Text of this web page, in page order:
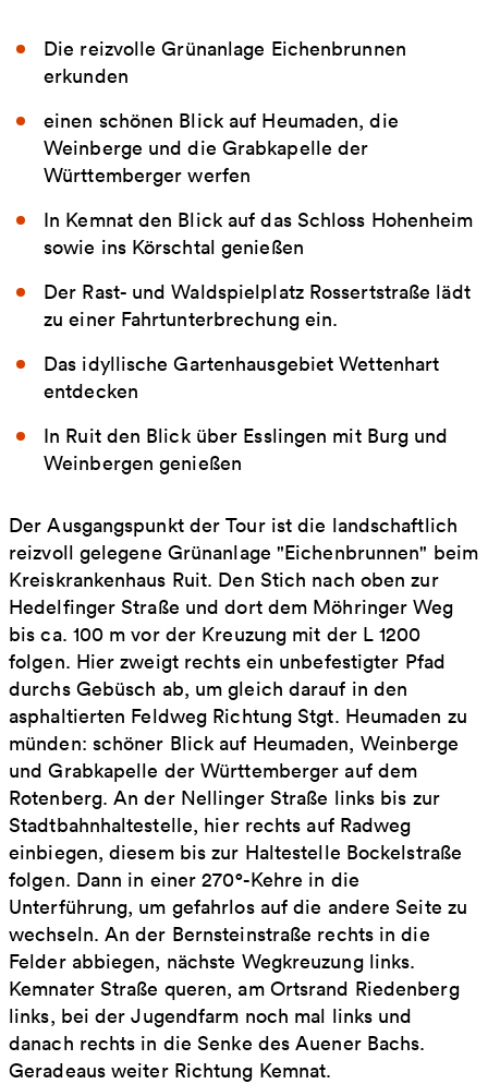
Die reizvolle Grünanlage Eichenbrunnen
erkunden
einen schönen Blick auf Heumaden, die
Weinberge und die Grabkapelle der
Württemberger werfen
In Kemnat den Blick auf das Schloss Hohenheim
sowie ins Körschtal genießen
Der Rast- und Waldspielplatz Rossertstraße lädt
zu einer Fahrtunterbrechung ein.
Das idyllische Gartenhausgebiet Wettenhart
entdecken
In Ruit den Blick über Esslingen mit Burg und
Weinbergen genießen
Der Ausgangspunkt der Tour ist die landschaftlich
reizvoll gelegene Grünanlage "Eichenbrunnen" beim
Kreiskrankenhaus Ruit. Den Stich nach oben zur
Hedelfinger Straße und dort dem Möhringer Weg
bis ca. 100 m vor der Kreuzung mit der L 1200
folgen. Hier zweigt rechts ein unbefestigter Pfad
durchs Gebüsch ab, um gleich darauf in den
asphaltierten Feldweg Richtung Stgt. Heumaden zu
münden: schöner Blick auf Heumaden, Weinberge
und Grabkapelle der Württemberger auf dem
Rotenberg. An der Nellinger Straße links bis zur
Stadtbahnhaltestelle, hier rechts auf Radweg
einbiegen, diesem bis zur Haltestelle Bockelstraße
folgen. Dann in einer 270°-Kehre in die
Unterführung, um gefahrlos auf die andere Seite zu
wechseln. An der Bernsteinstraße rechts in die
Felder abbiegen, nächste Wegkreuzung links.
Kemnater Straße queren, am Ortsrand Riedenberg
links, bei der Jugendfarm noch mal links und
danach rechts in die Senke des Auener Bachs.
Geradeaus weiter Richtung Kemnat.